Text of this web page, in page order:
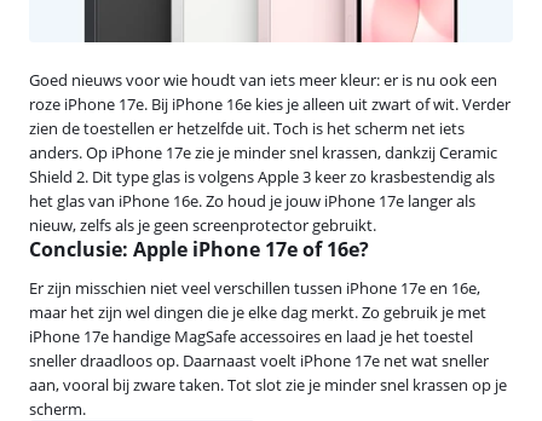
Goed nieuws voor wie houdt van iets meer kleur: er is nu ook een
roze iPhone 17e. Bij iPhone 16e kies je alleen uit zwart of wit. Verder
zien de toestellen er hetzelfde uit. Toch is het scherm net iets
anders. Op iPhone 17e zie je minder snel krassen, dankzij Ceramic
Shield 2. Dit type glas is volgens Apple 3 keer zo krasbestendig als
het glas van iPhone 16e. Zo houd je jouw iPhone 17e langer als
nieuw, zelfs als je geen screenprotector gebruikt.
Conclusie: Apple iPhone 17e of 16e?
Er zijn misschien niet veel verschillen tussen iPhone 17e en 16e,
maar het zijn wel dingen die je elke dag merkt. Zo gebruik je met
iPhone 17e handige MagSafe accessoires en laad je het toestel
sneller draadloos op. Daarnaast voelt iPhone 17e net wat sneller
aan, vooral bij zware taken. Tot slot zie je minder snel krassen op je
scherm.